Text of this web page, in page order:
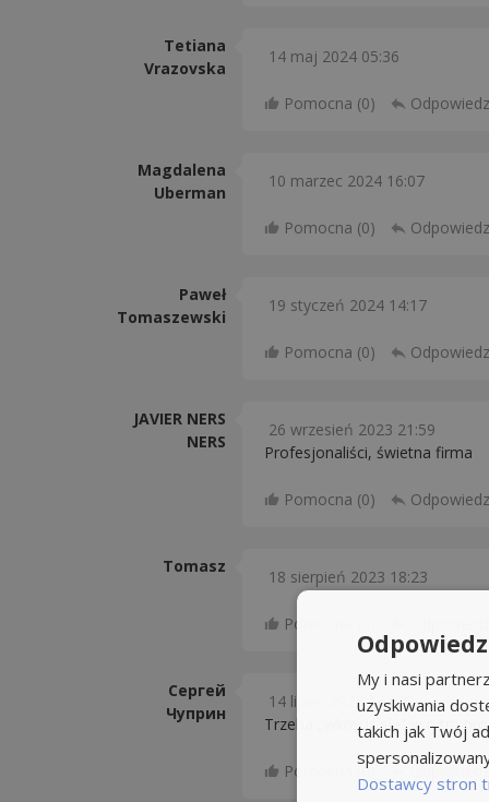
Tetiana
Vrazovska
14 maj 2024 05:36
Pomocna (0) Odpowiedz
Magdalena
Uberman
10 marzec 2024 16:07
Pomocna (0) Odpowiedz
Paweł
Tomaszewski
19 styczeń 2024 14:17
Pomocna (0) Odpowiedz
JAVIER NERS
NERS
26 wrzesień 2023 21:59
Profesjonaliści, świetna firma
Pomocna (0) Odpowiedz
Tomasz
18 sierpień 2023 18:23
Pomocna (
Сергей
Чуприн
14 lipiec 2023 16:02
Trzeba „wkręcić się” w rytm
Pomocna (0) Odpowiedz
My i nasi
uzyskiwania
takich jak Twój
Dostawcy stron